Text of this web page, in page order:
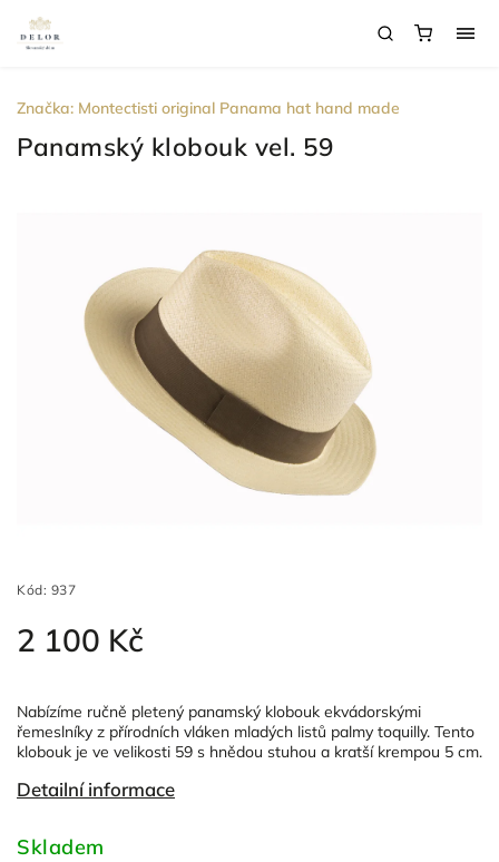
Panamský klobouk vel. 59
Kód: 937
2 100 Kč
Nabízíme ručně pletený panamský klobouk ekvádorskými
řemeslníky z přírodních vláken mladých listů palmy toquilly. Tento
klobouk je ve velikosti 59 s hnědou stuhou a kratší krempou 5 cm.
Detailní informace
Značka: Montectisti original Panama hat hand made
Skladem